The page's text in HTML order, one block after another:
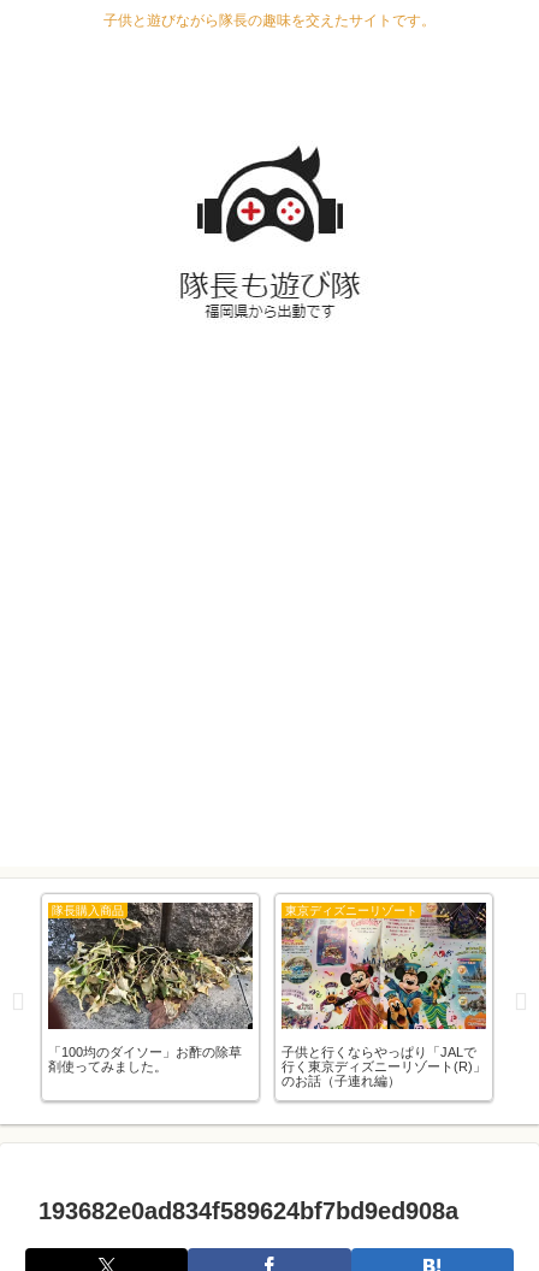
子供と遊びながら隊長の趣味を交えたサイトです。
隊長購入商品
「100均のダイソー」お酢の除草
剤使ってみました。
東京ディズニーリゾート
子供と行くならやっぱり「JALで
行く東京ディズニーリゾート(R)」
のお話（子連れ編）
193682e0ad834f589624bf7bd9ed908a